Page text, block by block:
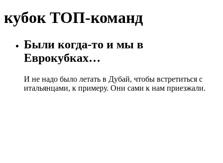
кубок ТОП-команд
Были когда-то и мы в
Еврокубках…
И не надо было летать в Дубай, чтобы встретиться с
итальянцами, к примеру. Они сами к нам приезжали.